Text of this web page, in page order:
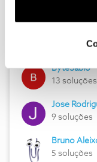
(cookies de
utilização dos
Hall of
17 soluções
ByteSábio
13 soluções
Jose
9 soluções
Bruno
5 soluções